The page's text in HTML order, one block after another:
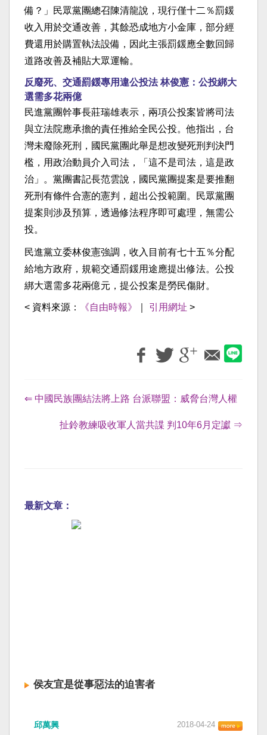
備？」民眾黨團總召陳清龍說，現行僅十二％罰鍰
收入用於交通改善，其餘恐成地方小金庫，部分經
費還用於購置執法設備，因此主張罰鍰應全數回歸
道路改善及補貼大眾運輸。
反廢死、交通罰鍰專用違公投法 林俊憲：公投綁大
選需多花兩億
民進黨團幹事長莊瑞雄表示，兩項公投案皆將司法
與立法院應承擔的責任推給全民公投。他指出，台
灣未廢除死刑，國民黨團此舉是想改變死刑判決門
檻，用政治動員介入司法，「這不是司法，這是政
治」。黨團書記長范雲說，國民黨團提案是要推翻
死刑有條件合憲的憲判，超出公投範圍。民眾黨團
提案則涉及預算，透過修法程序即可處理，無需公
投。
民進黨立委林俊憲強調，收入目前有七十五％分配
給地方政府，規範交通罰鍰用途應提出修法。公投
綁大選需多花兩億元，提公投案是勞民傷財。
< 資料來源： 《自由時報》 引用網址 >
⇐ 中國民族團結法將上路 台派聯盟：威脅台灣人權
扯鈴教練吸收軍人當共諜 判10年6月定讞 ⇒
最新文章：
侯友宜是從事惡法的迫害者
邱萬興 2018-04-24